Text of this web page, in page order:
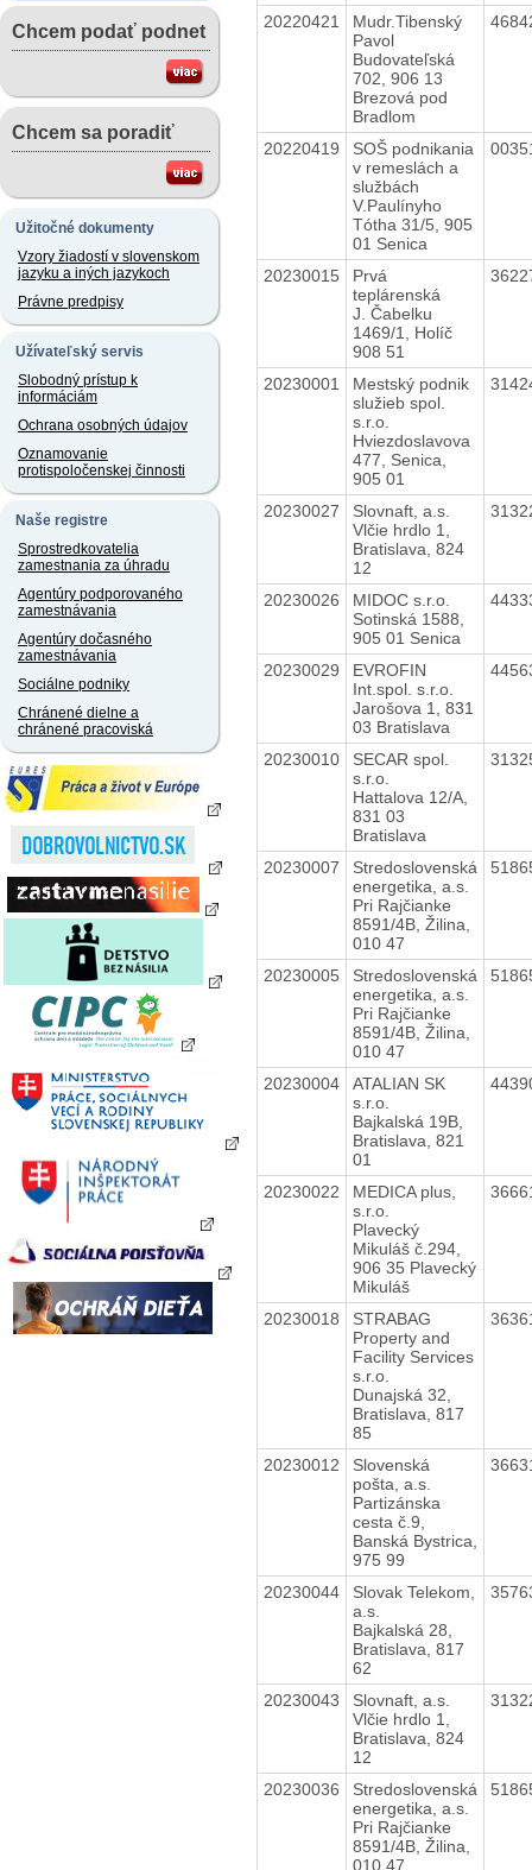
Chcem podať podnet
Chcem sa poradiť
Užitočné dokumenty
Vzory žiadostí v slovenskom
jazyku a iných jazykoch
Právne predpisy
Užívateľský servis
Slobodný prístup k
informáciám
Ochrana osobných údajov
Oznamovanie
protispoločenskej činnosti
Naše registre
Sprostredkovatelia
zamestnania za úhradu
Agentúry podporovaného
zamestnávania
Agentúry dočasného
zamestnávania
Sociálne podniky
Chránené dielne a
chránené pracoviská
20220421
Mudr.Tibenský
Pavol
Budovateľská
702, 906 13
Brezová pod
Bradlom
20220419
SOŠ podnikania
v remeslách a
službách
V.Paulínyho
Tótha 31/5, 905
01 Senica
20230015
Prvá
teplárenská
J. Čabelku
1469/1, Holíč
908 51
20230001
Mestský podnik
služieb spol.
s.r.o.
Hviezdoslavova
477, Senica,
905 01
20230027
Slovnaft, a.s.
Vlčie hrdlo 1,
Bratislava, 824
12
20230026
MIDOC s.r.o.
Sotinská 1588,
905 01 Senica
20230029
EVROFIN
Int.spol. s.r.o.
Jarošova 1, 831
03 Bratislava
20230010
SECAR spol.
s.r.o.
Hattalova 12/A,
831 03
Bratislava
20230007
Stredoslovenská
energetika, a.s.
Pri Rajčianke
8591/4B, Žilina,
010 47
20230005
Stredoslovenská
energetika, a.s.
Pri Rajčianke
8591/4B, Žilina,
010 47
20230004
ATALIAN SK
s.r.o.
Bajkalská 19B,
Bratislava, 821
01
20230022
MEDICA plus,
s.r.o.
Plavecký
Mikuláš č.294,
906 35 Plavecký
Mikuláš
20230018
STRABAG
Property and
Facility Services
s.r.o.
Dunajská 32,
Bratislava, 817
85
20230012
Slovenská
pošta, a.s.
Partizánska
cesta č.9,
Banská Bystrica,
975 99
20230044
Slovak Telekom,
a.s.
Bajkalská 28,
Bratislava, 817
62
20230043
Slovnaft, a.s.
Vlčie hrdlo 1,
Bratislava, 824
12
20230036
Stredoslovenská
energetika, a.s.
Pri Rajčianke
8591/4B, Žilina,
010 47